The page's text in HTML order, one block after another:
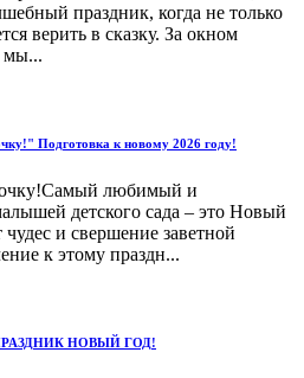
праздник, когда не только
верить в сказку. За окном
мы...
Подготовка к новому 2026 году!
любимый и
детского сада – это Новый
и свершение заветной
к этому праздн...
НОВЫЙ ГОД!